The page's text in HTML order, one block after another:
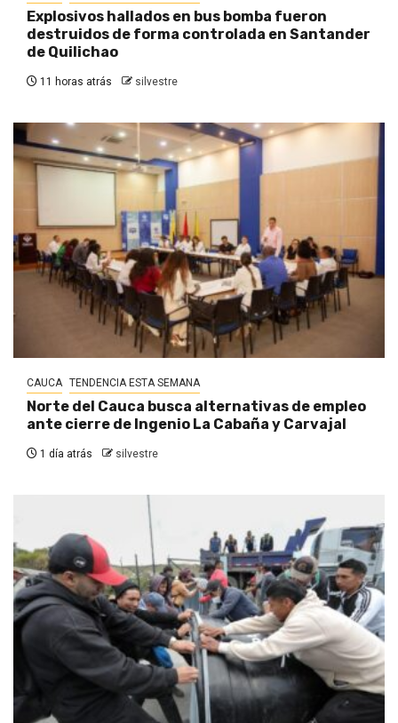
Explosivos hallados en bus bomba fueron
destruidos de forma controlada en Santander
de Quilichao
11 horas atrás silvestre
CAUCA TENDENCIA ESTA SEMANA
Norte del Cauca busca alternativas de empleo
ante cierre de Ingenio La Cabaña y Carvajal
1 día atrás silvestre